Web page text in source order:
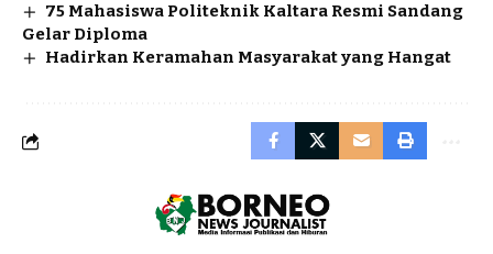
75 Mahasiswa Politeknik Kaltara Resmi Sandang
Gelar Diploma
Hadirkan Keramahan Masyarakat yang Hangat